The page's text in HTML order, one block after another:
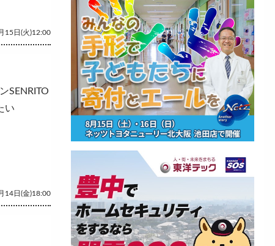
15日(火)12:00
SENRITO
い
14日(金)18:00